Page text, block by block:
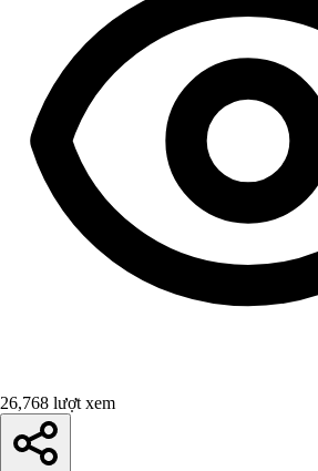
26,768 lượt xem